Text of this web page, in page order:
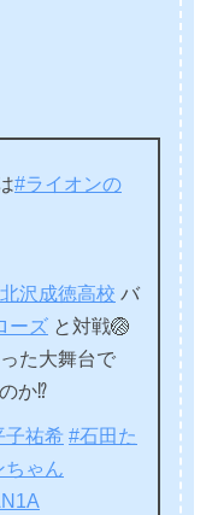
#ライオンの
沢成徳高校 バ
ーズ と対戦🏐
た大舞台で
か⁉️
子祐希 #石田た
ちゃん